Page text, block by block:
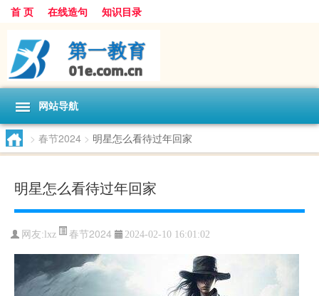
首 页 在线造句 知识目录
网站导航
> 春节2024 > 明星怎么看待过年回家
明星怎么看待过年回家
网友: lxz 春节2024 2024-02-10 16:01:02